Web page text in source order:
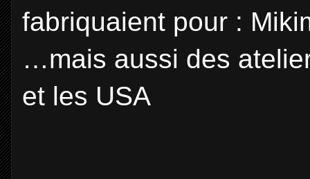
fabriquaient pour :
…mais aussi des
et les USA